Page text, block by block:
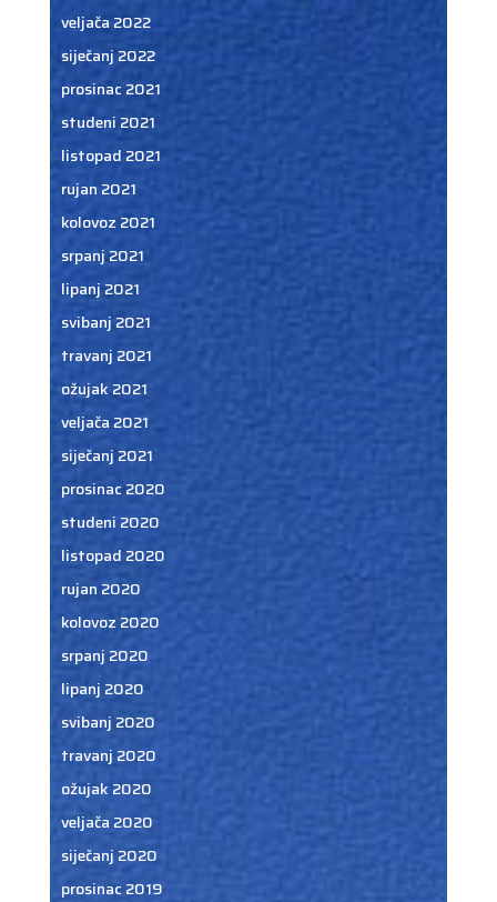
veljača 2022
siječanj 2022
prosinac 2021
studeni 2021
listopad 2021
rujan 2021
kolovoz 2021
srpanj 2021
lipanj 2021
svibanj 2021
travanj 2021
ožujak 2021
veljača 2021
siječanj 2021
prosinac 2020
studeni 2020
listopad 2020
rujan 2020
kolovoz 2020
srpanj 2020
lipanj 2020
svibanj 2020
travanj 2020
ožujak 2020
veljača 2020
siječanj 2020
prosinac 2019